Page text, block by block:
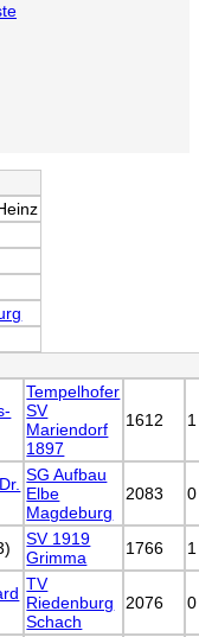
Tempelhofer
SV
Mariendorf
1897
1612 1
SG Aufbau
Elbe
Magdeburg
2083 0
SV 1919
Grimma
1766 1
TV
Riedenburg
Schach
2076 0